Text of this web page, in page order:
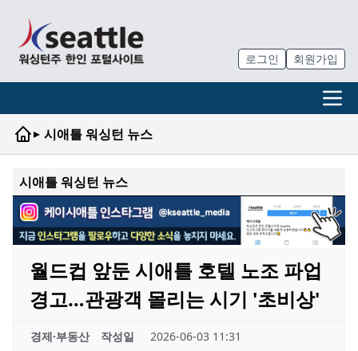
로그인 회원가입
▸ 시애틀 워싱턴 뉴스
시애틀 워싱턴 뉴스
월드컵 앞둔 시애틀 호텔 노조 파업
경고…관광객 몰리는 시기 '초비상'
경제·부동산 작성일 2026-06-03 11:31